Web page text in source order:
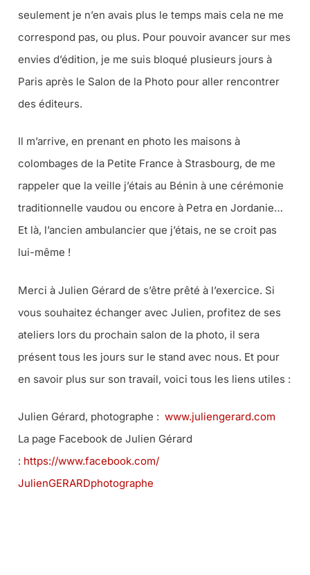
seulement je n’en avais plus le temps mais cela ne me
correspond pas, ou plus. Pour pouvoir avancer sur mes
envies d’édition, je me suis bloqué plusieurs jours à
Paris après le Salon de la Photo pour aller rencontrer
des éditeurs.
Il m’arrive, en prenant en photo les maisons à
colombages de la Petite France à Strasbourg, de me
rappeler que la veille j’étais au Bénin à une cérémonie
traditionnelle vaudou ou encore à Petra en Jordanie…
Et là, l’ancien ambulancier que j’étais, ne se croit pas
lui-même !
Merci à Julien Gérard de s’être prêté à l’exercice. Si
vous souhaitez échanger avec Julien, profitez de ses
ateliers lors du prochain salon de la photo, il sera
présent tous les jours sur le stand avec nous. Et pour
en savoir plus sur son travail, voici tous les liens utiles :
Julien Gérard, photographe : www.juliengerard.com
La page Facebook de Julien Gérard
: https://www.facebook.com/
JulienGERARDphotographe